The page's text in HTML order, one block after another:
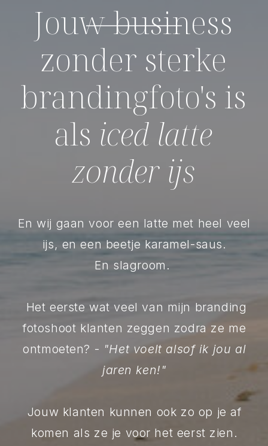
En wij gaan voor een latte met heel veel
ijs, en een beetje karamel-saus.
En slagroom.
Het eerste wat veel van mijn branding
fotoshoot klanten zeggen zodra ze me
ontmoeten? - "Het voelt alsof ik jou al
jaren ken!"
Jouw klanten kunnen ook zo op je af
komen als ze je voor het eerst zien.
Jouw business
zonder sterke
brandingfoto's is
als iced latte
zonder ijs